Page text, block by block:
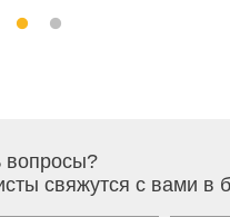
вопросы?
свяжутся с вами в